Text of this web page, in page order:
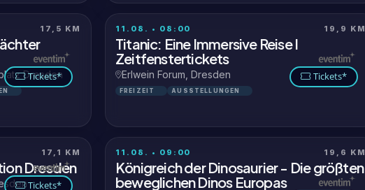
17,5 KM
Dresden
Tickets*
11.08. • 08:00 19,9 KM
Titanic: Eine Immersive Reise I
Zeitfenstertickets
Erlwein Forum, Dresden
FREIZEIT AUSSTELLUNGEN
Tickets*
17,1 KM
Dresden
Tickets*
11.08. • 09:00 19,6 KM
Königreich der Dinosaurier - Die größten
beweglichen Dinos Europas